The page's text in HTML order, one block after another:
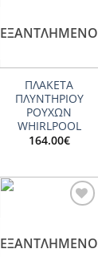
ΕΞΑΝΤΛΗΜΈΝΟ
ΠΛΑΚΕΤΑ
ΠΛΥΝΤΗΡΙΟΥ
ΡΟΥΧΩΝ
WHIRLPOOL
164.00€
ΕΞΑΝΤΛΗΜΈΝΟ